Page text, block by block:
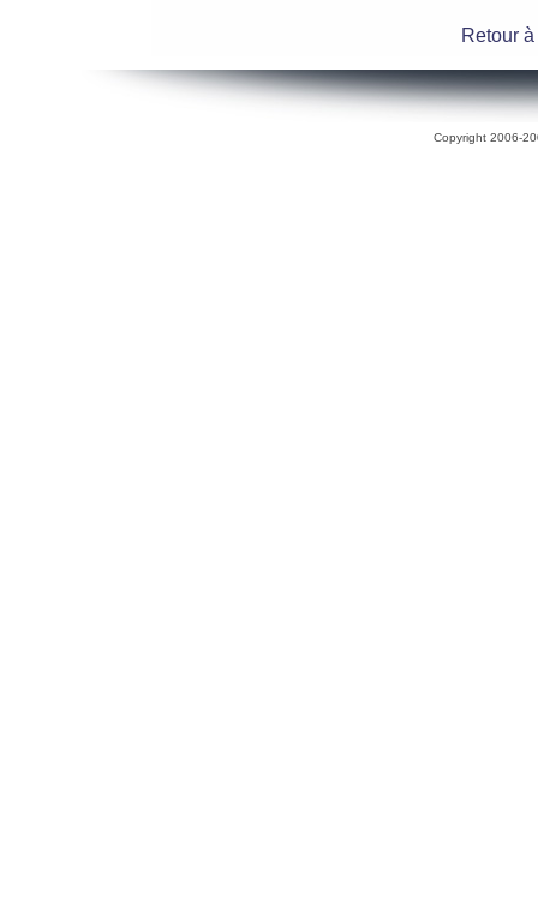
Retour
Copyright 2006-